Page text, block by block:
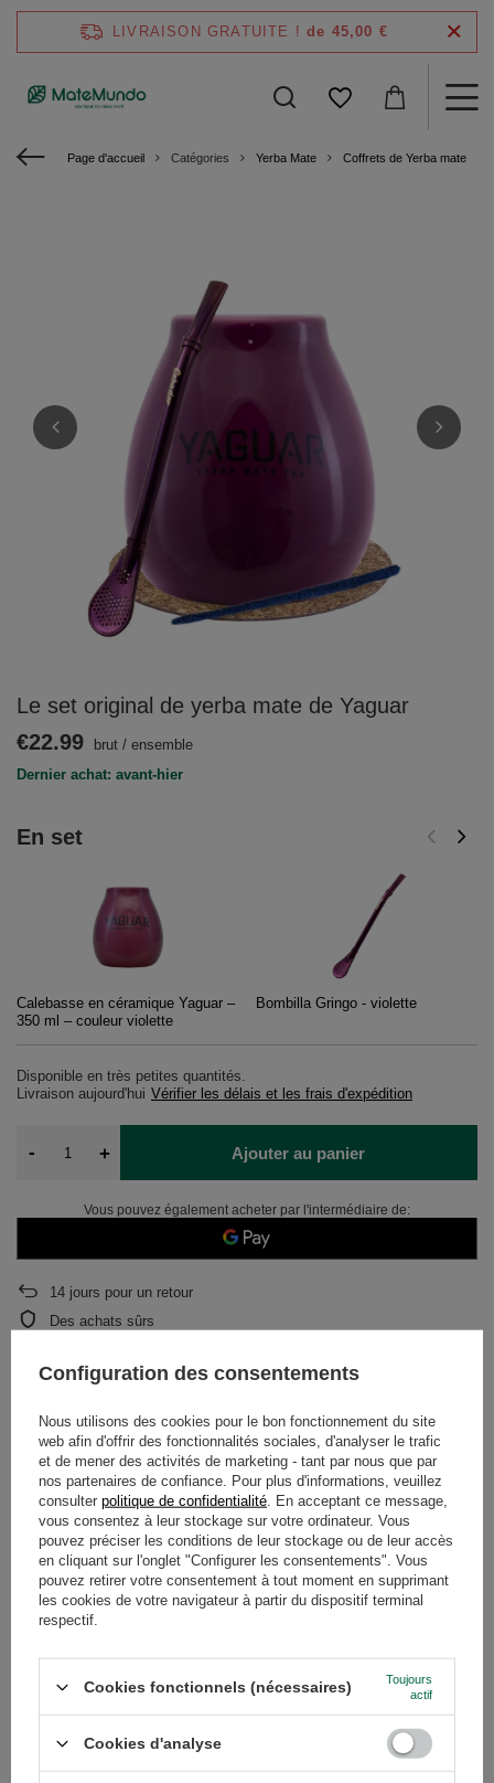
LIVRAISON GRATUITE ! de 45,00 €
Page d'accueil Catégories Yerba Mate Coffrets de Yerba mate
Le set original de yerba mate de Yaguar
En set
Calebasse en céramique Yaguar –
350 ml – couleur violette
Bombilla Gringo - violette
Disponible en très petites quantités
Livraison aujourd'hui Vérifier les délais et les frais d'expédition
€22.99 brut / ensemble
Dernier achat: avant-hier
- + Ajouter au panier
Vous pouvez également acheter par l'intermédiaire de:
14 jours pour un retour
Des achats sûrs
DESCRIPTION
DÉTAILS
GARANTIE
AVIS (0)
Avez-vous besoin d'aide ? Avez-vous des
questions ?
répondrons rapidement. Les questions
et les réponses les plus intéressantes
seront publiées pour que d'autres
Poser une question
Configuration des consentements
Nous utilisons des cookies pour le bon fonctionnement du site
web afin d'offrir des fonctionnalités sociales, d'analyser le trafic
et de mener des activités de marketing - tant par nous que par
nos partenaires de confiance. Pour plus d'informations, veuillez
consulter politique de confidentialité . En acceptant ce message,
vous consentez à leur stockage sur votre ordinateur. Vous
pouvez préciser les conditions de leur stockage ou de leur accès
en cliquant sur l'onglet "Configurer les consentements". Vous
pouvez retirer votre consentement à tout moment en supprimant
les cookies de votre navigateur à partir du dispositif terminal
respectif.
Cookies fonctionnels (nécessaires)
Toujours
actif
Cookies d'analyse